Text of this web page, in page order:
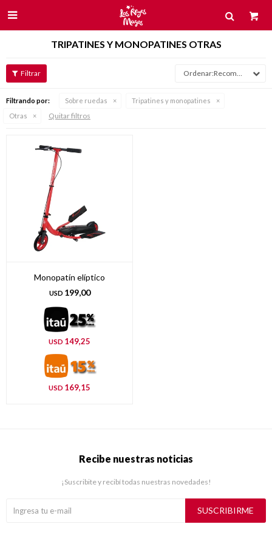

TRIPATINES Y MONOPATINES OTRAS
Recomendados
Filtrando por: Sobre ruedas
Tripatines y monopatines
Otras
Quitar filtros
Monopatín elíptico
USD 199,00
USD 149,25
USD 169,15
Recibe nuestras noticias
¡Suscribite y recibí todas nuestras novedades!
SUSCRIBIRME